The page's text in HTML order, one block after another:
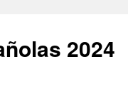
2024